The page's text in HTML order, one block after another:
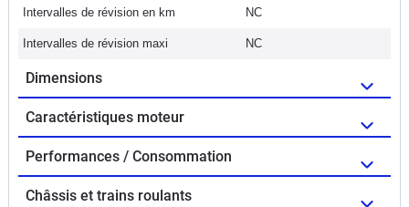
Intervalles de révision en km NC
Intervalles de révision maxi NC
Dimensions
Caractéristiques moteur
Performances / Consommation
Châssis et trains roulants